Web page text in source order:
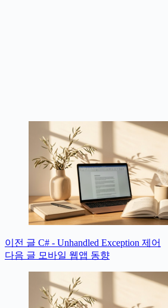
이전 글 C# - Unhandled Exception 제어
다음 글 모바일 웹앱 동향